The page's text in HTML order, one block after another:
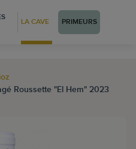
LA CAVE PRIMEURS
Roussette "El Hem" 2023